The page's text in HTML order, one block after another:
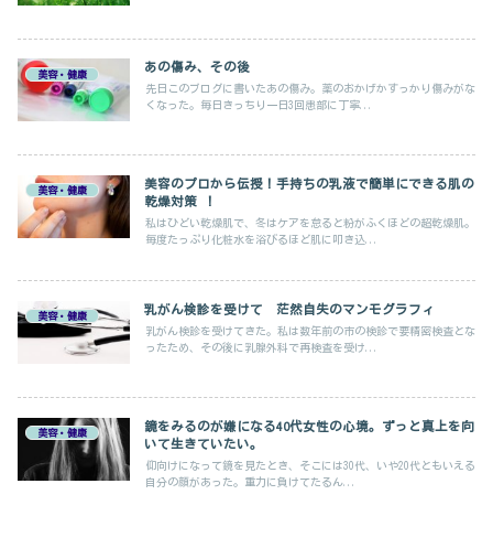
美容・健康
あの傷み、その後
先日このブログに書いたあの傷み。薬のおかげかすっかり傷みがな
くなった。毎日きっちり一日3回患部に丁寧...
美容・健康
美容のプロから伝授！手持ちの乳液で簡単にできる肌の
乾燥対策 ！
私はひどい乾燥肌で、冬はケアを怠ると粉がふくほどの超乾燥肌。
毎度たっぷり化粧水を浴びるほど肌に叩き込...
美容・健康
乳がん検診を受けて 茫然自失のマンモグラフィ
乳がん検診を受けてきた。私は数年前の市の検診で要精密検査とな
ったため、その後に乳腺外科で再検査を受け...
美容・健康
鏡をみるのが嫌になる40代女性の心境。ずっと真上を向
いて生きていたい。
仰向けになって鏡を見たとき、そこには30代、いや20代ともいえる
自分の顔があった。重力に負けてたるん...